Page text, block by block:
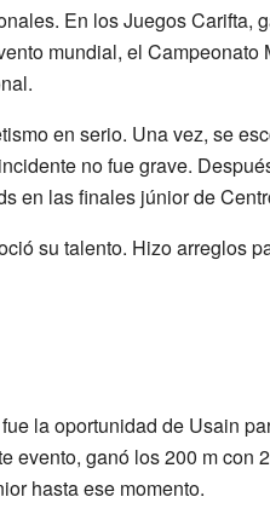
En los Juegos Carifta,
mundial, el
en serio. Una vez, se
no fue grave.
en las finales júnior de
su talento. Hizo arreglos
la oportunidad de Usain
evento, ganó los 200 m con
hasta ese momento.